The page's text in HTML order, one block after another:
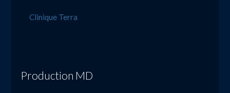
Clinique Terra
Production MD